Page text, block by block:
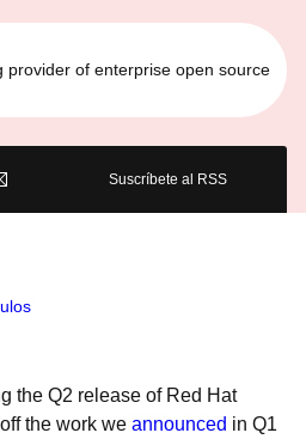
provider of enterprise open source
Suscríbete al RSS
the Q2 release of Red Hat
the work we announced in Q1